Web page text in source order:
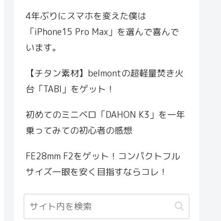
4年ぶりにスマホを変えた僕は
「iPhone15 Pro Max」を選んで喜んで
います。
【チタン素材】belmontの超軽量焚き火
台「TABI」をゲット！
初めてのミニベロ「DAHON K3」を一年
乗ってみての初心者の感想
FE28mm F2をゲット！コンパクトフル
サイズ一眼を安く目指すならコレ！